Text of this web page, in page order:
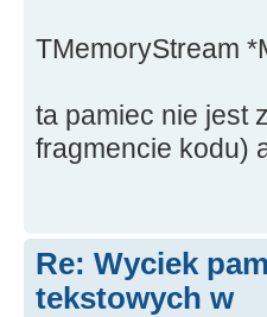
TMemoryStream
ta pamiec nie jest
fragmencie kodu)
Re: Wyciek
tekstowych w